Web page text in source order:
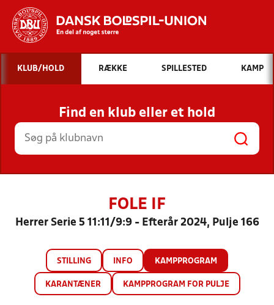
Hvad vil du søge efter?
INDHOLD OG NYHEDER
STILLINGER, RESULTATER, KLUBBER OG
HOLD
KLUB/HOLD RÆKKE SPILLESTED KAMP
Find en klub eller et hold
FOLE IF
Herrer Serie 5 11:11/9:9 - Efterår 2024, Pulje 166
STILLING INFO KAMPPROGRAM
KARANTÆNER KAMPPROGRAM FOR PULJE